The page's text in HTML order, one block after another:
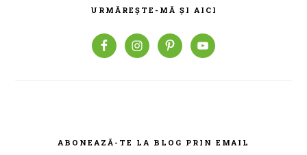
URMĂREȘTE-MĂ ȘI AICI
ABONEAZĂ-TE LA BLOG PRIN EMAIL